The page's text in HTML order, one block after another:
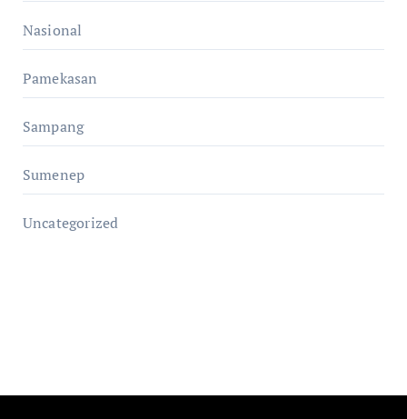
Nasional
Pamekasan
Sampang
Sumenep
Uncategorized